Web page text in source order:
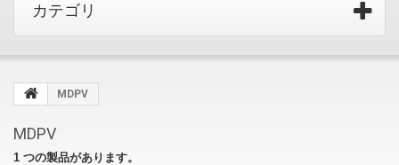
カテゴリ
MDPV
MDPV
1 つの製品があります。